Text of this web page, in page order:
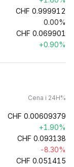
CHF 0.999912
0.00%
CHF 0.069901
+0.90%
Cena i 24H%
CHF 0.00609379
+1.90%
CHF 0.093138
-8.30%
CHF 0.051415